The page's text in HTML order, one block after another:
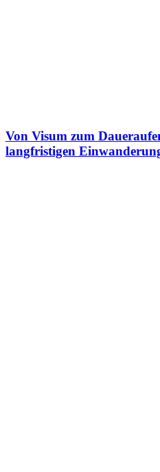
Von Visum zum
langfristigen